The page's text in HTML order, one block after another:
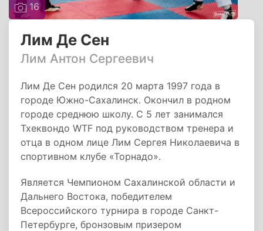
16
Лим Де Сен
Лим Антон Сергеевич
Лим Де Сен родился 20 марта 1997 года в
городе Южно-Сахалинск. Окончил в родном
городе среднюю школу. С 5 лет занимался
Тхеквондо WTF под руководством тренера и
отца в одном лице Лим Сергея Николаевича в
спортивном клубе «Торнадо».
Является Чемпионом Сахалинской области и
Дальнего Востока, победителем
Всероссийского турнира в городе Санкт-
Петербурге, бронзовым призером